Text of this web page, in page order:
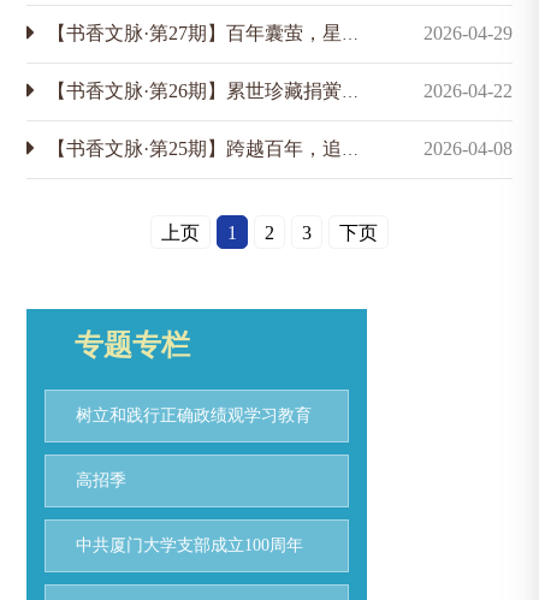
【书香文脉·第27期】百年囊萤，星火长明：罗扬才的传记书写 2026-04-29
【书香文脉·第26期】累世珍藏捐黉宫，一缕书香惠后人：“海疆学术资料”的前世今生 2026-04-22
【书香文脉·第25期】跨越百年，追光！ 2026-04-08
上页 1 2 3 下页
专题专栏
树立和践行正确政绩观学习教育
高招季
中共厦门大学支部成立100周年